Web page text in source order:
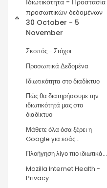
Collapse
προσωπικών δεδομένων
30 October - 5
November
Σκοπός - Στόχοι
Προσωπικά Δεδομένα
Ιδιωτικότητα στο διαδίκτυο
Πώς θα διατηρήσoυμε την
ιδιωτικότητά μας στο
διαδίκτυο
Μάθετε όλα όσα ξέρει η
Google για εσάς...
Πλοήγηση λίγο πιο ιδιωτικά...
Mozilla Internet Health -
Privacy